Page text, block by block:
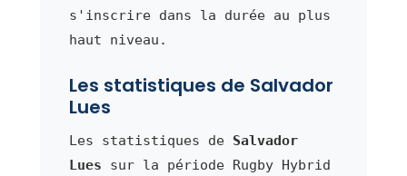
s'inscrire dans la durée au plus
haut niveau.
Les statistiques de Salvador
Lues
Les statistiques de Salvador
Lues sur la période Rugby Hybrid